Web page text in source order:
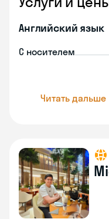
Английский язык
С носителем
Читать дальше